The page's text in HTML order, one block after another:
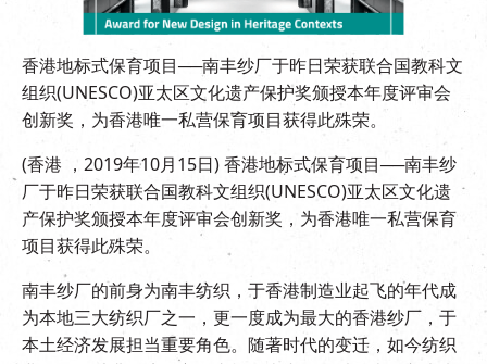
香港地标式保育项目──南丰纱厂于昨日荣获联合国教科文
组织(UNESCO)亚太区文化遗产保护奖颁授本年度评审会
创新奖，为香港唯一私营保育项目获得此殊荣。
(香港 ，2019年10月15日) 香港地标式保育项目──南丰纱
厂于昨日荣获联合国教科文组织(UNESCO)亚太区文化遗
产保护奖颁授本年度评审会创新奖，为香港唯一私营保育
项目获得此殊荣。
南丰纱厂的前身为南丰纺织，于香港制造业起飞的年代成
为本地三大纺织厂之一，更一度成为最大的香港纱厂，于
本土经济发展担当重要角色。随著时代的变迁，如今纺织